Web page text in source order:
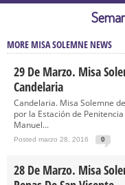
MORE MISA SOLEMNE NEWS
29 De Marzo. Misa
Candelaria
Candelaria. Misa Solemne
por la Estación de
Manuel...
Posted marzo 28, 2016 0
28 De Marzo. Misa